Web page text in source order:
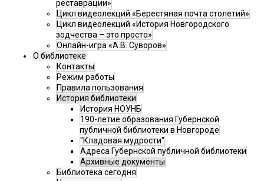
реставрации»
Цикл видеолекций «Берестяная почта столетий»
Цикл видеолекций «История Новгородского
зодчества – это просто»
Онлайн-игра «А.В. Суворов»
О библиотеке
Контакты
Режим работы
Правила пользования
История библиотеки
История НОУНБ
190-летие образования Губернской
публичной библиотеки в Новгороде
"Кладовая мудрости"
Адреса Губернской публичной библиотеки
Архивные документы
Библиотека сегодня